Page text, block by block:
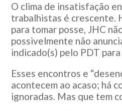
O clima de insatisfação
trabalhistas é crescente.
para tomar posse, JHC
possivelmente não
indicado(s) pelo PDT
Esses encontros e
acontecem ao acaso; há
ignoradas. Mas que tem